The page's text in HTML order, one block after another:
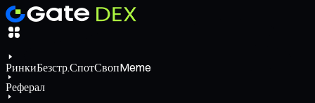
РинкиБезстр.СпотСвопMeme
Реферал